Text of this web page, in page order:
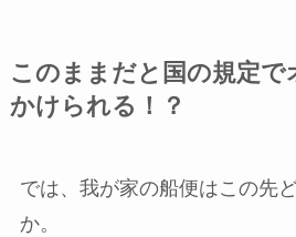
このままだと国の規定で
かけられる！？
では、我が家の船便はこの先
か。